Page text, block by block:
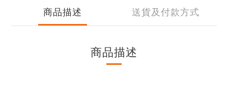
商品描述 送貨及付款方式
商品描述